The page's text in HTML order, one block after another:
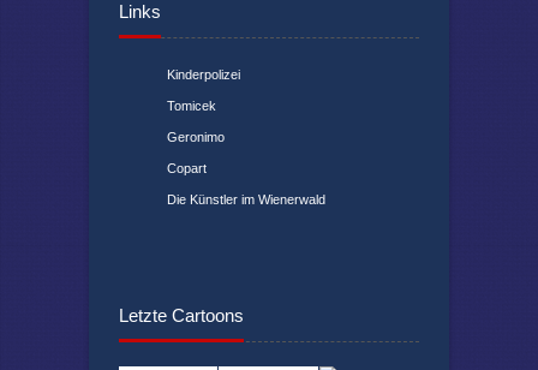
Links
Kinderpolizei
Tomicek
Geronimo
Copart
Die Künstler im Wienerwald
Letzte Cartoons